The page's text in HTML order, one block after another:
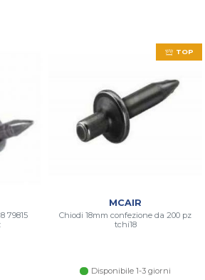
79815
TOP
MCAIR
Chiodi 18mm confezione da 200 pz
tchi18
Disponibile 1-3 giorni